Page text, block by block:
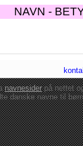
NAVN -
navnesiderpå nettet
danskenavne til børn